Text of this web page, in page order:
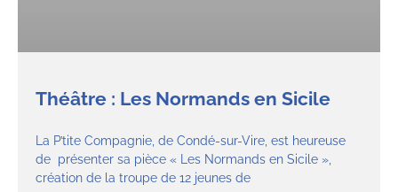
Théâtre : Les Normands en Sicile
La P’tite Compagnie, de Condé-sur-Vire, est heureuse
de présenter sa pièce « Les Normands en Sicile »,
création de la troupe de 12 jeunes de